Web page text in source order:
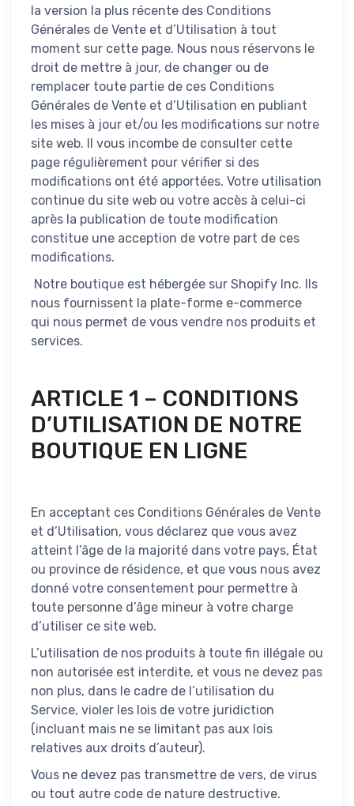
la version la plus récente des Conditions
Générales de Vente et d’Utilisation à tout
moment sur cette page. Nous nous réservons le
droit de mettre à jour, de changer ou de
remplacer toute partie de ces Conditions
Générales de Vente et d’Utilisation en publiant
les mises à jour et/ou les modifications sur notre
site web. Il vous incombe de consulter cette
page régulièrement pour vérifier si des
modifications ont été apportées. Votre utilisation
continue du site web ou votre accès à celui-ci
après la publication de toute modification
constitue une acception de votre part de ces
modifications.
Notre boutique est hébergée sur Shopify Inc. Ils
nous fournissent la plate-forme e-commerce
qui nous permet de vous vendre nos produits et
services.
ARTICLE 1 – CONDITIONS
D’UTILISATION DE NOTRE
BOUTIQUE EN LIGNE
En acceptant ces Conditions Générales de Vente
et d’Utilisation, vous déclarez que vous avez
atteint l’âge de la majorité dans votre pays, État
ou province de résidence, et que vous nous avez
donné votre consentement pour permettre à
toute personne d’âge mineur à votre charge
d’utiliser ce site web.
L’utilisation de nos produits à toute fin illégale ou
non autorisée est interdite, et vous ne devez pas
non plus, dans le cadre de l’utilisation du
Service, violer les lois de votre juridiction
(incluant mais ne se limitant pas aux lois
relatives aux droits d’auteur).
Vous ne devez pas transmettre de vers, de virus
ou tout autre code de nature destructive.